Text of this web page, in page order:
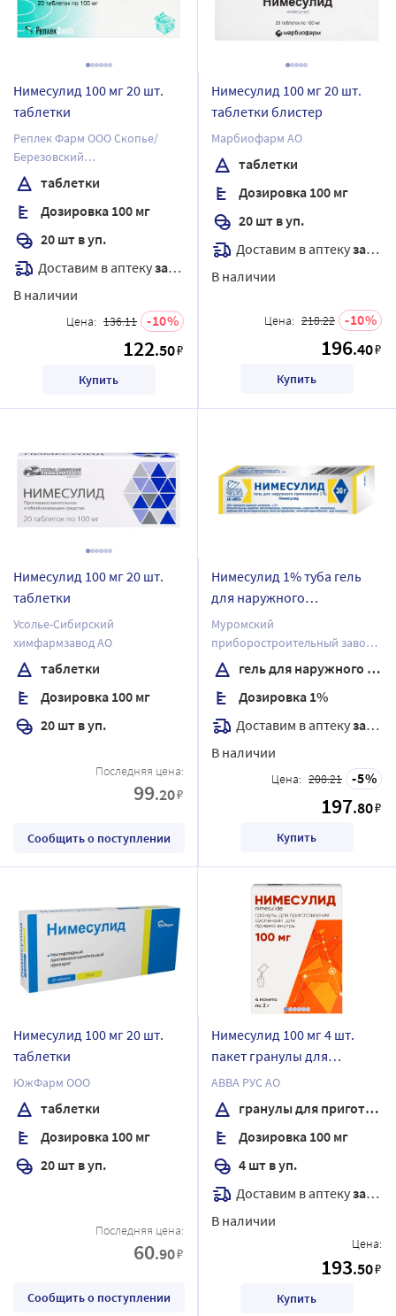
Нимесулид 100 мг 20 шт.
таблетки
Реплек Фарм ООО Скопье/
Березовский
фармацевтический завод, ЗАО
таблетки
Дозировка 100 мг
20 шт в уп.
Доставим в аптекузавтра
В наличии
Цена: 136.11 10
122.50₽
Купить
Нимесулид 100 мг 20 шт.
таблетки блистер
Марбиофарм АО
таблетки
Дозировка 100 мг
20 шт в уп.
Доставим в аптекузавтра
В наличии
Цена: 218.22 10
196.40₽
Купить
Нимесулид 100 мг 20 шт.
таблетки
Усолье-Сибирский
химфармзавод АО
таблетки
Дозировка 100 мг
20 шт в уп.
Последняя цена:
99.20₽
Сообщить о поступлении
Нимесулид 1% туба гель
для наружного
применения 30 гр
Муромский
приборостроительный завод
АО
гель для наружного применения
Дозировка 1%
Доставим в аптекузавтра
В наличии
Цена: 208.21 5
197.80₽
Купить
Нимесулид 100 мг 20 шт.
таблетки
ЮжФарм ООО
таблетки
Дозировка 100 мг
20 шт в уп.
Последняя цена:
60.90₽
Сообщить о поступлении
Нимесулид 100 мг 4 шт.
пакет гранулы для
приготовления суспензии
для приема внутрь
АВВА РУС АО
гранулы для приготовления суспензии
Дозировка 100 мг
4 шт в уп.
Доставим в аптекузавтра
В наличии
Цена:
193.50₽
Купить